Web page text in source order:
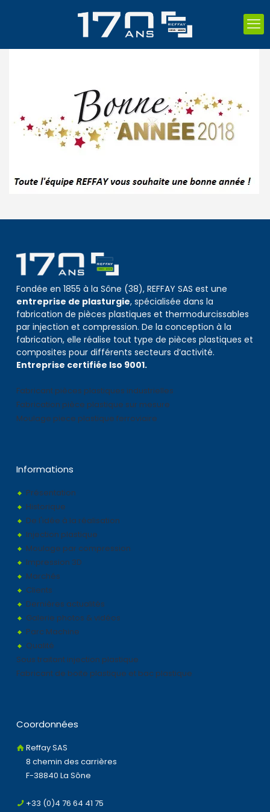
Fondée en 1855 à la Sône (38), REFFAY SAS est une
entreprise de plasturgie, spécialisée dans la
fabrication de pièces plastiques et thermodurcissables
par injection et compression. De la conception à la
fabrication, elle réalise tout type de pièces plastiques et
composites pour différents secteurs d’activité.
Entreprise certifiée Iso 9001.
Fabricant pièces plastiques industrielles
Fabrication pièce plastique sur mesure
Moulage piece plastique ferroviaire
Informations
Présentation
Historique
De l'idée à la réalisation
Injection plastique
Moulage par compression
Impression 3D
Marchés
Clients
Dernières actualités
Galerie photos & vidéos
Parc Machine
Qualité
Sous traitant injection plastique
Fabricant de boite plastique et bac plastique
Coordonnées
Reffay SAS
8 chemin des carrières
F-38840 La Sône
+33 (0)4 76 64 41 75